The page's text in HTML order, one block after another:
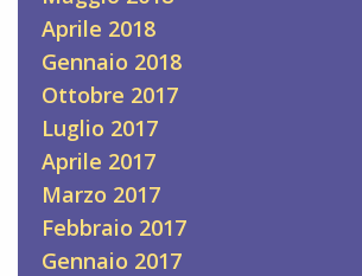
Aprile 2018
Gennaio 2018
Ottobre 2017
Luglio 2017
Aprile 2017
Marzo 2017
Febbraio 2017
Gennaio 2017